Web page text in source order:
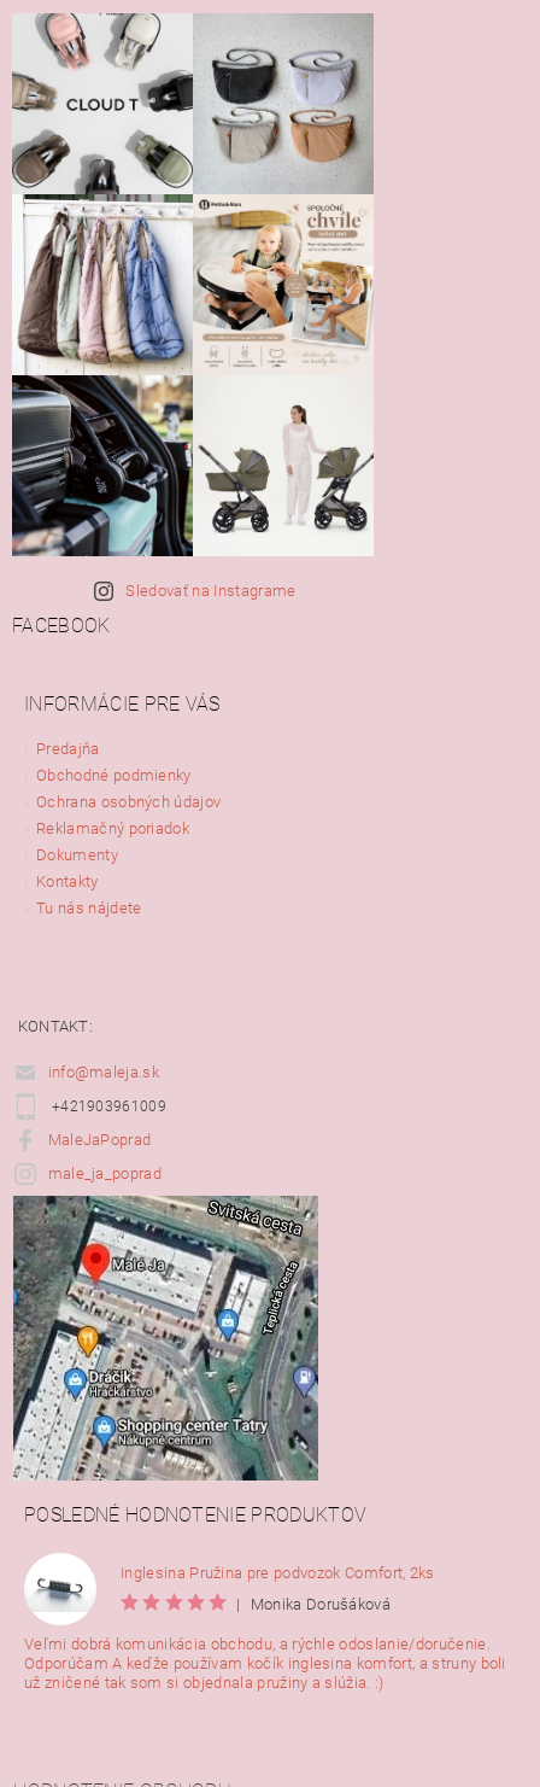
Sledovať na Instagrame
FACEBOOK
INFORMÁCIE PRE VÁS
Predajňa
Obchodné podmienky
Ochrana osobných údajov
Reklamačný poriadok
Dokumenty
Kontakty
Tu nás nájdete
KONTAKT:
info@maleja.sk
+421903961009
MaleJaPoprad
male_ja_poprad
POSLEDNÉ HODNOTENIE PRODUKTOV
Inglesina Pružina pre podvozok Comfort, 2ks
|
Monika Dorušáková
Veľmi dobrá komunikácia obchodu, a rýchle odoslanie/doručenie.
Odporúčam A keďže používam kočík inglesina komfort, a struny boli
už zničené tak som si objednala pružiny a slúžia. :)